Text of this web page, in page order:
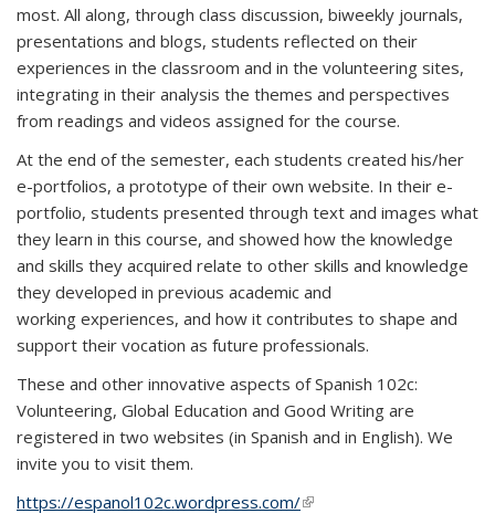
most. All along, through class discussion, biweekly journals,
presentations and blogs, students reflected on their
experiences in the classroom and in the volunteering sites,
integrating in their analysis the themes and perspectives
from readings and videos assigned for the course.
At the end of the semester, each students created his/her
e-portfolios, a prototype of their own website. In their e-
portfolio, students presented through text and images what
they learn in this course, and showed how the knowledge
and skills they acquired relate to other skills and knowledge
they developed in previous academic and
working experiences, and how it contributes to shape and
support their vocation as future professionals.
These and other innovative aspects of Spanish 102c:
Volunteering, Global Education and Good Writing are
registered in two websites (in Spanish and in English). We
invite you to visit them.
https://espanol102c.wordpress.com/(link is external)